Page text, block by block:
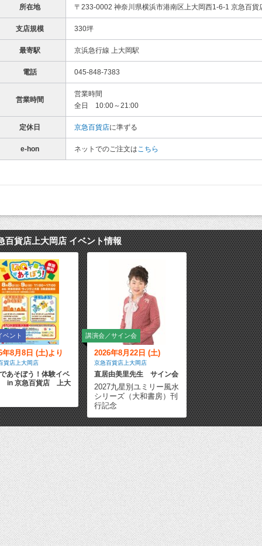
所在地 〒233-0002 神奈川県横浜市港南区上大岡西1-6-1 京急百貨
支店規模 330坪
最寄駅 京浜急行線 上大岡駅
電話 045-848-7383
営業時間
営業時間
全日 10:00～21:00
定休日 京急百貨店に準ずる
e-hon ネットでのご注文はこちら
百貨店上大岡店 イベント情報
ベント
年8月8日 (土)より
貨店上大岡店
あそぼう！体験イベ
in 京急百貨店 上大
講演会／サイン会
2026年8月22日 (土)
京急百貨店上大岡店
直居由美里先生 サイン会
2027九星別ユミリー風水
シリーズ（大和書房）刊
行記念